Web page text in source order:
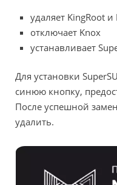
удаляет KingRoot
отключает Knox
устанавливает
Для установки
синюю кнопку,
После успешной
удалить.